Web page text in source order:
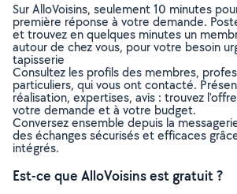
Sur AlloVoisins, seulement 10 minutes
première réponse à votre demande.
et trouvez en quelques minutes un
autour de chez vous, pour votre besoin
tapisserie
Consultez les profils des membres,
particuliers, qui vous ont contacté.
réalisation, expertises, avis : trouvez
votre demande et à votre budget.
Conversez ensemble depuis la
des échanges sécurisés et efficaces
intégrés.
Est-ce que AlloVoisins est gratuit ?